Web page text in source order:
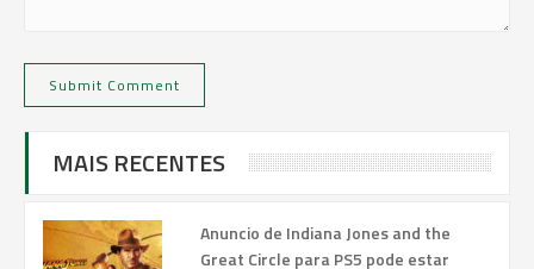
MAIS RECENTES
Anuncio de Indiana Jones and the
Great Circle para PS5 pode estar